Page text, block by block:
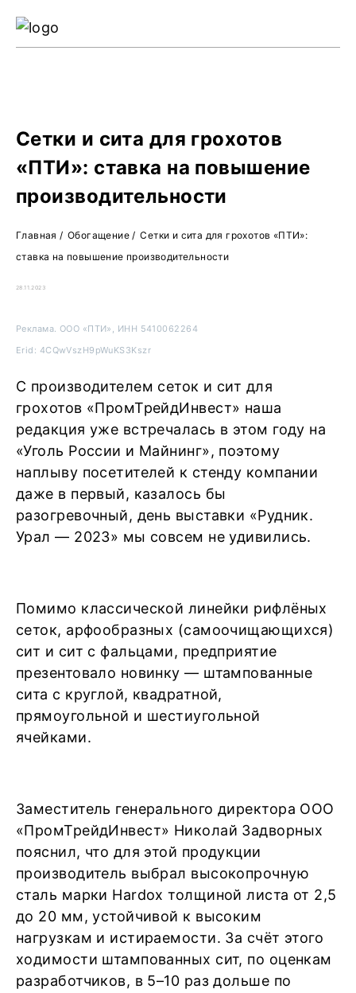
Сетки и сита для грохотов
«ПТИ»: ставка на повышение
производительности
Главная / Обогащение/ Сетки и сита для грохотов «ПТИ»:
ставка на повышение производительности
28.11.2023
Реклама. ООО «ПТИ», ИНН 5410062264
Erid: 4CQwVszH9pWuKS3Kszr
С производителем сеток и сит для
грохотов «ПромТрейдИнвест» наша
редакция уже встречалась в этом году на
«Уголь России и Майнинг», поэтому
наплыву посетителей к стенду компании
даже в первый, казалось бы
разогревочный, день выставки «Рудник.
Урал — 2023» мы совсем не удивились.
Помимо классической линейки рифлёных
сеток, арфообразных (самоочищающихся)
сит и сит с фальцами, предприятие
презентовало новинку — штампованные
сита с круглой, квадратной,
прямоугольной и шестиугольной
ячейками.
Заместитель генерального директора ООО
«ПромТрейдИнвест» Николай Задворных
пояснил, что для этой продукции
производитель выбрал высокопрочную
сталь марки Hardox толщиной листа от 2,5
до 20 мм, устойчивой к высоким
нагрузкам и истираемости. За счёт этого
ходимости штампованных сит, по оценкам
разработчиков, в 5–10 раз дольше по